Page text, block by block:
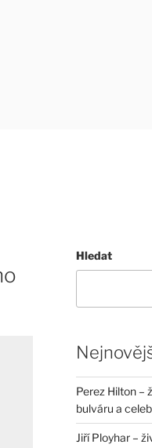
Hledat
Perez Hilton –
bulváru a
Jiří Ployhar –